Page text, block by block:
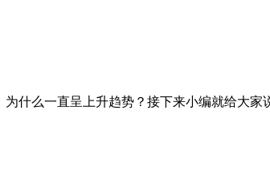
么一直呈上升趋势？接下来小编就给大家